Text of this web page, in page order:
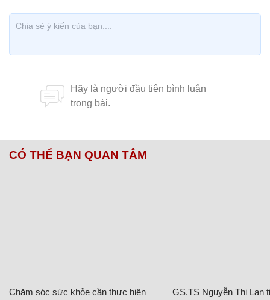
CÓ THỂ BẠN QUAN TÂM
Chăm sóc sức khỏe cần thực hiện
GS.TS Nguyễn Thị Lan